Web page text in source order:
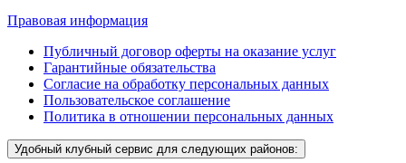
Правовая информация
Публичный договор оферты на оказание услуг
Гарантийные обязательства
Согласие на обработку персональных данных
Пользовательское соглашение
Политика в отношении персональных данных
Удобный клубный сервис для следующих районов: